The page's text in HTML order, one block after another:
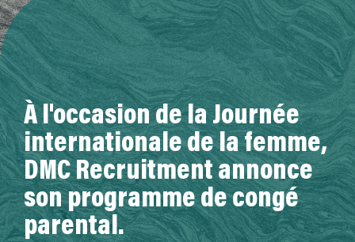
À l'occasion de la Journée
internationale de la femme,
DMC Recruitment annonce
son programme de congé
parental.